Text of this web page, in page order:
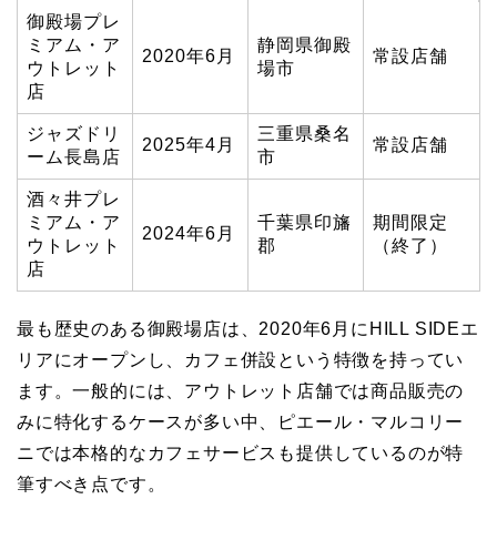
御殿場プレ
ミアム・ア
ウトレット
店
2020年6月
静岡県御殿
場市
常設店舗
ジャズドリ
ーム長島店
2025年4月
三重県桑名
市
常設店舗
酒々井プレ
ミアム・ア
ウトレット
店
2024年6月
千葉県印旛
郡
期間限定
（終了）
最も歴史のある御殿場店は、2020年6月にHILL SIDEエ
リアにオープンし、カフェ併設という特徴を持ってい
ます。一般的には、アウトレット店舗では商品販売の
みに特化するケースが多い中、ピエール・マルコリー
ニでは本格的なカフェサービスも提供しているのが特
筆すべき点です。